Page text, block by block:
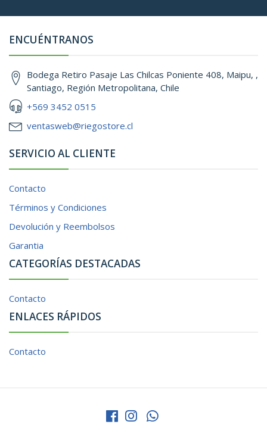
ENCUÉNTRANOS
Bodega Retiro Pasaje Las Chilcas Poniente 408, Maipu, ,
Santiago, Región Metropolitana, Chile
+569 3452 0515
ventasweb@riegostore.cl
SERVICIO AL CLIENTE
Contacto
Términos y Condiciones
Devolución y Reembolsos
Garantia
CATEGORÍAS DESTACADAS
Contacto
ENLACES RÁPIDOS
Contacto